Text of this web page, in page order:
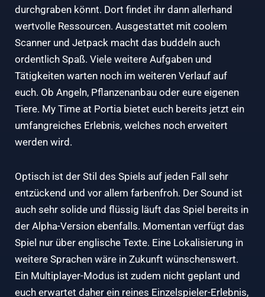
durchgraben könnt. Dort findet ihr dann allerhand
wertvolle Ressourcen. Ausgestattet mit coolem
Scanner und Jetpack macht das buddeln auch
ordentlich Spaß. Viele weitere Aufgaben und
Tätigkeiten warten noch im weiteren Verlauf auf
euch. Ob Angeln, Pflanzenanbau oder eure eigenen
Tiere. My Time at Portia bietet euch bereits jetzt ein
umfangreiches Erlebnis, welches noch erweitert
werden wird.
Optisch ist der Stil des Spiels auf jeden Fall sehr
entzückend und vor allem farbenfroh. Der Sound ist
auch sehr solide und flüssig läuft das Spiel bereits in
der Alpha-Version ebenfalls. Momentan verfügt das
Spiel nur über englische Texte. Eine Lokalisierung in
weitere Sprachen wäre in Zukunft wünschenswert.
Ein Multiplayer-Modus ist zudem nicht geplant und
euch erwartet daher ein reines Einzelspieler-Erlebnis,